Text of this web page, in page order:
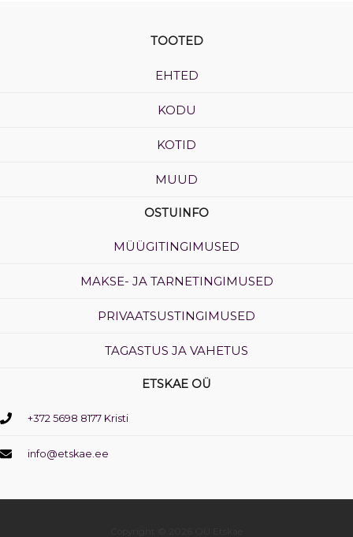
TOOTED
EHTED
KODU
KOTID
MUUD
OSTUINFO
MÜÜGITINGIMUSED
MAKSE- JA TARNETINGIMUSED
PRIVAATSUSTINGIMUSED
TAGASTUS JA VAHETUS
ETSKAE OÜ
+372 5698 8177 Kristi
info@etskae.ee